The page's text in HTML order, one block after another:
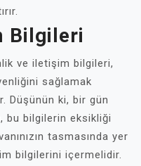
Bilgileri
ve iletişim bilgileri,
sağlamak
Düşünün ki, bir gün
bu bilgilerin eksikliği
tasmasında yer
bilgilerini içermelidir.